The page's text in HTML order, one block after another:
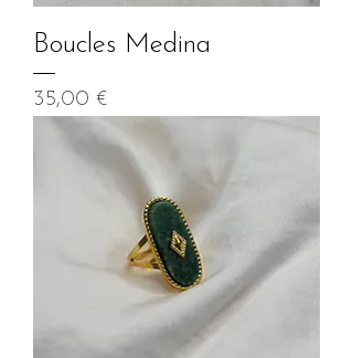
Boucles Medina
Prix
35,00 €